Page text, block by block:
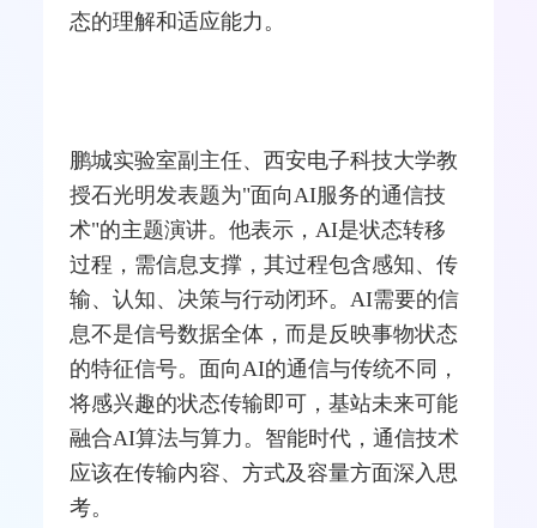
态的理解和适应能力。
鹏城实验室副主任、西安电子科技大学教
授石光明发表题为"面向AI服务的通信技
术"的主题演讲。他表示，AI是状态转移
过程，需信息支撑，其过程包含感知、传
输、认知、决策与行动闭环。AI需要的信
息不是信号数据全体，而是反映事物状态
的特征信号。面向AI的通信与传统不同，
将感兴趣的状态传输即可，基站未来可能
融合AI算法与算力。智能时代，通信技术
应该在传输内容、方式及容量方面深入思
考。